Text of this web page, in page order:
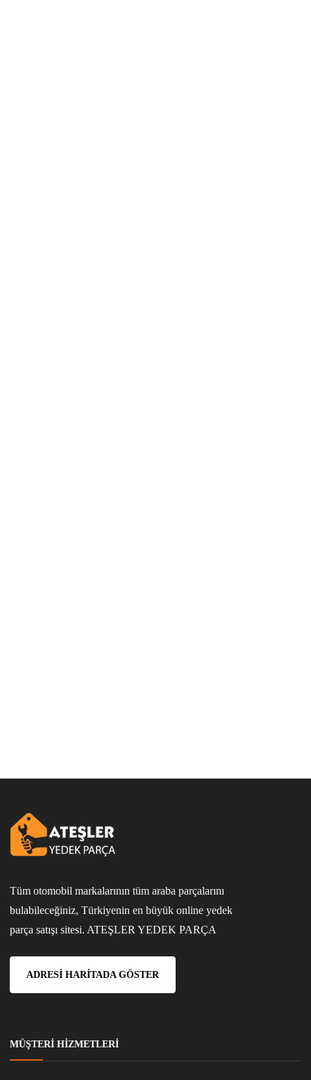
Tüm otomobil markalarının tüm araba parçalarını
bulabileceğiniz, Türkiyenin en büyük online yedek
parça satışı sitesi. ATEŞLER YEDEK PARÇA
ADRESI HARITADA GÖSTER
MÜŞTERI HIZMETLERI